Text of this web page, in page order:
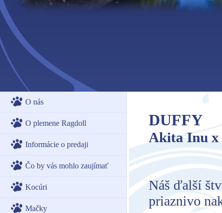
O nás
O plemene Ragdoll
Informácie o predaji
Čo by vás mohlo zaujímať
Kocúri
Mačky
DUFFY
Akita Inu x
Náš ďalší
priaznivo